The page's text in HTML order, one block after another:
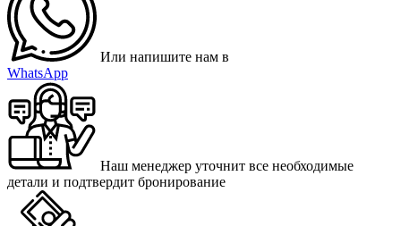
Или напишите нам в
WhatsApp
Наш менеджер уточнит все необходимые
детали и подтвердит бронирование